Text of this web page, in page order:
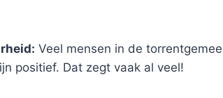
Veel mensen in de
positief. Dat zegt vaak al veel!